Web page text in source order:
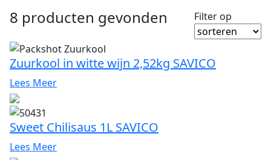
8 producten gevonden Filter op
Zuurkool in witte wijn 2,52kg SAVICO
Lees Meer
Sweet Chilisaus 1L SAVICO
Lees Meer